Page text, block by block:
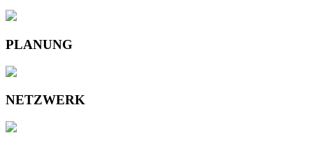
PLANUNG
NETZWERK